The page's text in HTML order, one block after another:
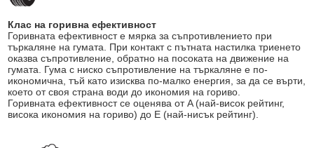
Клас на горивна ефективност
Горивната ефективност е мярка за съпротивлението при
търкаляне на гумата. При контакт с пътната настилка триенето
оказва съпротивление, обратно на посоката на движение на
гумата. Гума с ниско съпротивление на търкаляне е по-
икономична, тъй като изисква по-малко енергия, за да се върти,
което от своя страна води до икономия на гориво.
Горивната ефективност се оценява от A (най-висок рейтинг,
висока икономия на гориво) до E (най-нисък рейтинг).